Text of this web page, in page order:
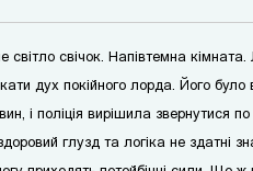
світло свічок. Напівтемна
дух покійного лорда. Його було
і поліція вирішила звернутися
глузд та логіка не здатні